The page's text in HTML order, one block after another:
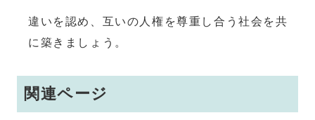
違いを認め、互いの人権を尊重し合う社会を共
に築きましょう。
関連ページ